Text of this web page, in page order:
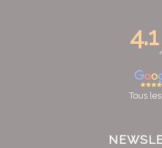
4.1
Tous